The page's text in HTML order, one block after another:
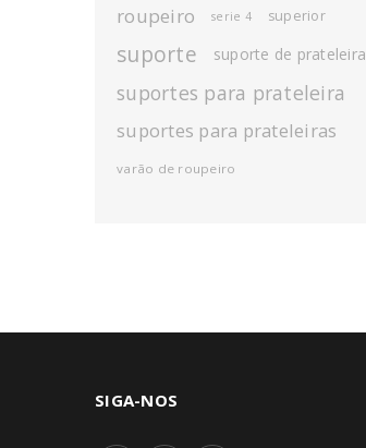
roupeiro serie 4 superior
suporte suporte de prateleira
suportes para prateleira
suportes para prateleiras
varão de roupeiro
SIGA-NOS